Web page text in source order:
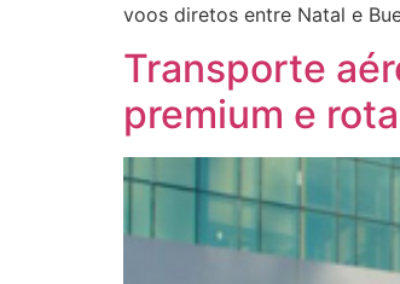
voos diretos entre Natal e
Transporte
premium e